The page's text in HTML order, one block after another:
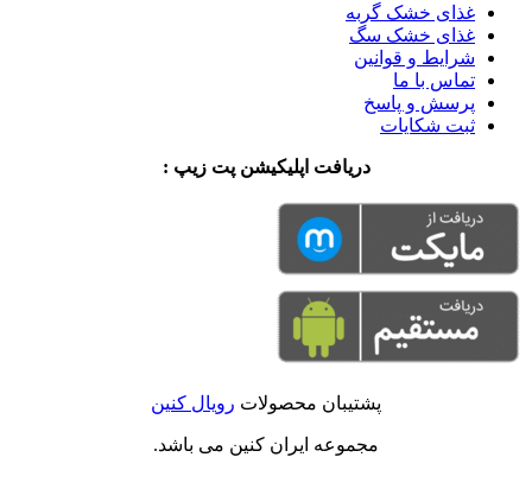
غذای خشک گربه
غذای خشک سگ
شرایط و قوانین
تماس با ما
پرسش و پاسخ
ثبت شکایات
دریافت اپلیکیشن پت زیپ :
پشتیبان محصولات رویال کنین
مجموعه ایران کنین می باشد.